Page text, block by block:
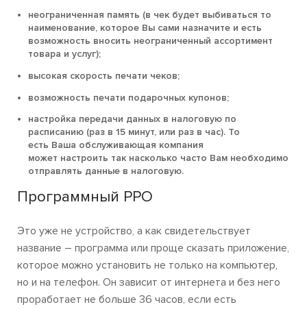
неограниченная память (в чек будет выбиваться то
наименование, которое Вы сами назначите и есть
возможность вносить неограниченный ассортимент
товара и услуг);
высокая скорость печати чеков;
возможность печати подарочных купонов;
настройка передачи данных в налоговую по
расписанию (раз в 15 минут, или раз в час). То
есть Ваша обслуживающая компания
может настроить так насколько часто Вам необходимо
отправлять данные в налоговую.
Программный РРО
Это уже не устройство, а как свидетельствует
название – программа или проще сказать приложение,
которое можно установить не только на компьютер,
но и на телефон. Он зависит от интернета и без него
проработает не больше 36 часов, если есть